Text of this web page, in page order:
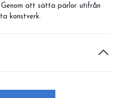
att sätta pärlor utifrån
konstverk.